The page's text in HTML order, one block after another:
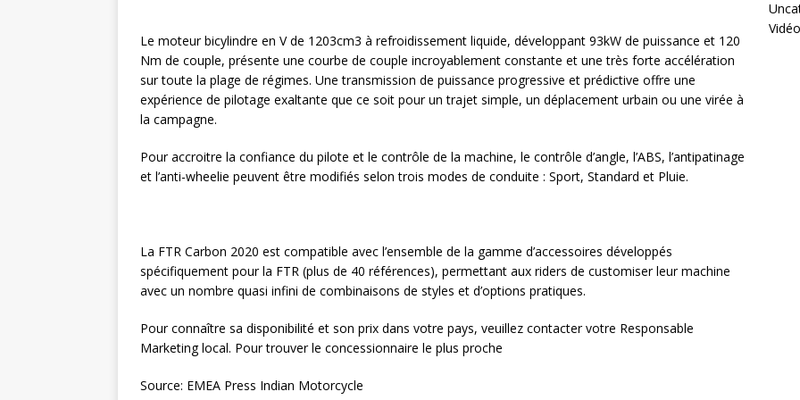
Le moteur bicylindre en V de 1203cm3 à refroidissement liquide, développant 93kW de puissance et 120
Nm de couple, présente une courbe de couple incroyablement constante et une très forte accélération
sur toute la plage de régimes. Une transmission de puissance progressive et prédictive offre une
expérience de pilotage exaltante que ce soit pour un trajet simple, un déplacement urbain ou une virée à
la campagne.
Pour accroitre la confiance du pilote et le contrôle de la machine, le contrôle d’angle, l’ABS, l’antipatinage
et l’anti-wheelie peuvent être modifiés selon trois modes de conduite : Sport, Standard et Pluie.
La FTR Carbon 2020 est compatible avec l’ensemble de la gamme d’accessoires développés
spécifiquement pour la FTR (plus de 40 références), permettant aux riders de customiser leur machine
avec un nombre quasi infini de combinaisons de styles et d’options pratiques.
Pour connaître sa disponibilité et son prix dans votre pays, veuillez contacter votre Responsable
Marketing local. Pour trouver le concessionnaire le plus proche
Source: EMEA Press Indian Motorcycle